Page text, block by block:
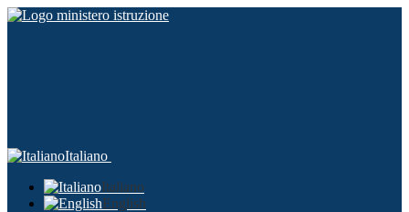
Italiano
Italiano
English